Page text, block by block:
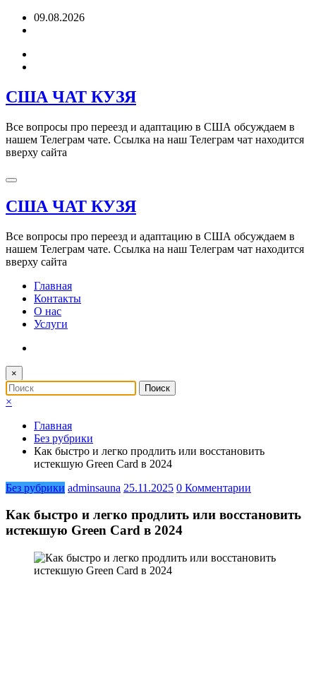
Перейти09.08.2026
США ЧАТ КУЗЯ
Все вопросы про переезд и адаптацию в США обсуждаем в
нашем Телеграм чате. Ссылка на наш Телеграм чат находится
вверху сайта
США ЧАТ КУЗЯ
Все вопросы про переезд и адаптацию в США обсуждаем в
нашем Телеграм чате. Ссылка на наш Телеграм чат находится
вверху сайта
Главная
Контакты
О нас
Услуги
×
×
Главная
Без рубрики
Как быстро и легко продлить или восстановить
истекшую Green Card в 2024
Без рубрики adminsauna 25.11.2025 0 Комментарии
Как быстро и легко продлить или восстановить
истекшую Green Card в 2024